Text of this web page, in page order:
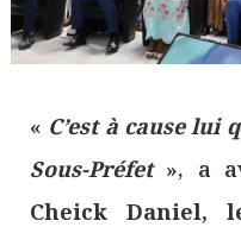
« C’est à cause lui
Sous-Préfet », a
Cheick Daniel,